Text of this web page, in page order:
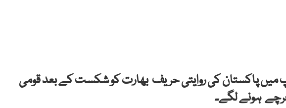
میں پاکستان کی روایتی حریف بھارت کو شکست کے بعد قومی
ہونے لگے۔